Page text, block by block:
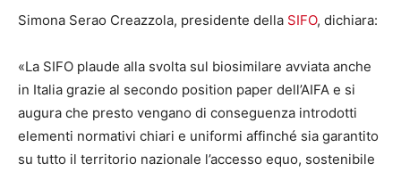
Simona Serao Creazzola, presidente della SIFO, dichiara:
«La SIFO plaude alla svolta sul biosimilare avviata anche
in Italia grazie al secondo position paper dell’AIFA e si
augura che presto vengano di conseguenza introdotti
elementi normativi chiari e uniformi affinché sia garantito
su tutto il territorio nazionale l’accesso equo, sostenibile